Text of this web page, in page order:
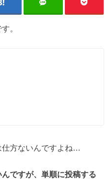
。
方ないんですよね…
ですが、単順に投稿する